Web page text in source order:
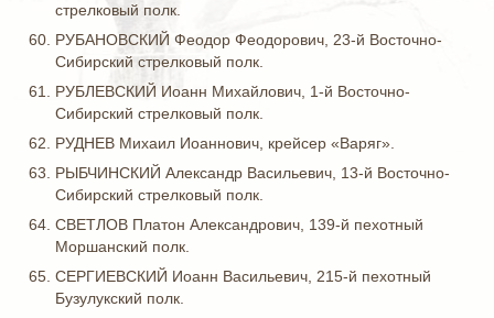
стрелковый полк.
РУБАНОВСКИЙ Феодор Феодорович, 23-й Восточно-
Сибирский стрелковый полк.
РУБЛЕВСКИЙ Иоанн Михайлович, 1-й Восточно-
Сибирский стрелковый полк.
РУДНЕВ Михаил Иоаннович, крейсер «Варяг».
РЫБЧИНСКИЙ Александр Васильевич, 13-й Восточно-
Сибирский стрелковый полк.
СВЕТЛОВ Платон Александрович, 139-й пехотный
Моршанский полк.
СЕРГИЕВСКИЙ Иоанн Васильевич, 215-й пехотный
Бузулукский полк.